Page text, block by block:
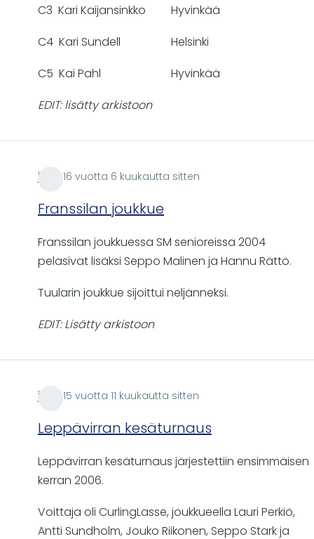
C3 Kari Kaijansinkko Hyvinkää
C4 Kari Sundell Helsinki
C5 Kai Pahl Hyvinkää
EDIT: lisätty arkistoon
jrii 16 vuotta 6 kuukautta sitten
Franssilan joukkue
Franssilan joukkuessa SM senioreissa 2004
pelasivat lisäksi Seppo Malinen ja Hannu Rättö.
Tuularin joukkue sijoittui neljänneksi.
EDIT: Lisätty arkistoon
jrii 15 vuotta 11 kuukautta sitten
Leppävirran kesäturnaus
Leppävirran kesäturnaus järjestettiin ensimmäisen
kerran 2006.
Voittaja oli CurlingLasse, joukkueella Lauri Perkiö,
Antti Sundholm, Jouko Riikonen, Seppo Stark ja